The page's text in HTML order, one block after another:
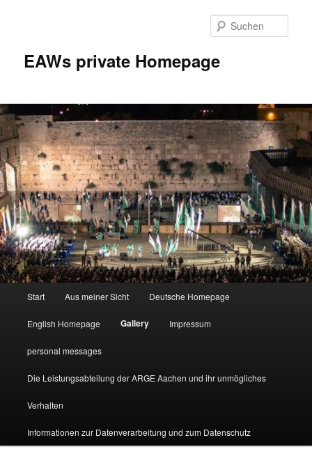
EAWs private Homepage
Start Aus meiner Sicht Deutsche Homepage
English Homepage Gallery Impressum
personal messages
Die Leistungsabteilung der ARGE Aachen und ihr unmögliches
Verhalten
Informationen zur Datenverarbeitung und zum Datenschutz